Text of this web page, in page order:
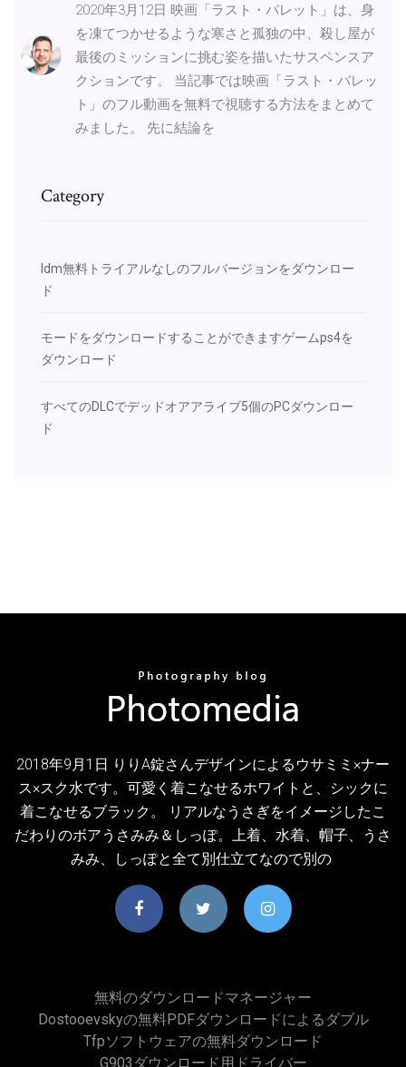
2020年3月12日 映画「ラスト・バレット」は、身
を凍てつかせるような寒さと孤独の中、殺し屋が
最後のミッションに挑む姿を描いたサスペンスア
クションです。 当記事では映画「ラスト・バレッ
ト」のフル動画を無料で視聴する方法をまとめて
みました。 先に結論を
Category
Idm無料トライアルなしのフルバージョンをダウンロー
ド
モードをダウンロードすることができますゲームps4を
ダウンロード
すべてのDLCでデッドオアアライブ5個のPCダウンロー
ド
2018年9月1日 りりA錠さんデザインによるウサミミ×ナー
ス×スク水です。可愛く着こなせるホワイトと、シックに
着こなせるブラック。 リアルなうさぎをイメージしたこ
だわりのボアうさみみ＆しっぽ。上着、水着、帽子、うさ
みみ、しっぽと全て別仕立てなので別の
無料のダウンロードマネージャー
Dostooevskyの無料PDFダウンロードによるダブル
Tfpソフトウェアの無料ダウンロード
G903ダウンロード用ドライバー